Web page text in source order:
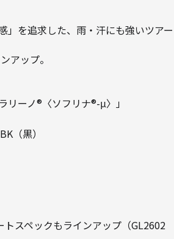
」を追求した、雨・汗にも強いツアー
アップ。
リーノ®〈ソフリナ®-μ〉」
（黒）
スペックもラインアップ（GL2602